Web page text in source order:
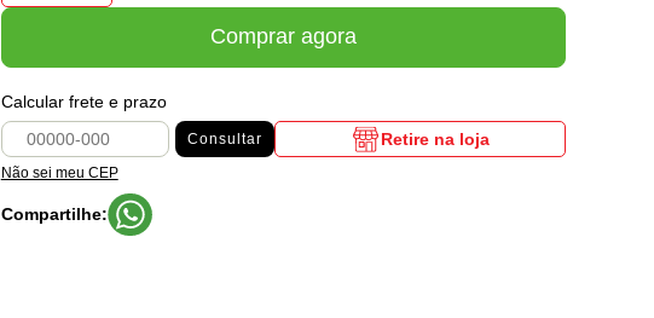
Comprar agora
Calcular frete e prazo
Consultar
Não sei meu CEP
Retire na loja
Compartilhe: